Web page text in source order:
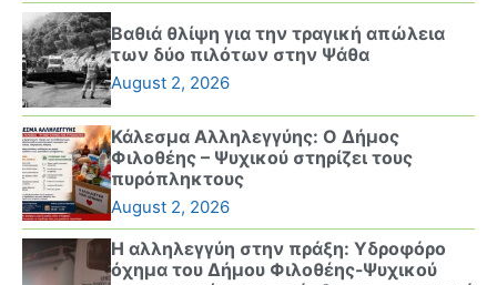
Βαθιά θλίψη για την τραγική απώλεια
των δύο πιλότων στην Ψάθα
August 2, 2026
Κάλεσμα Αλληλεγγύης: Ο Δήμος
Φιλοθέης – Ψυχικού στηρίζει τους
πυρόπληκτους
August 2, 2026
Η αλληλεγγύη στην πράξη: Υδροφόρο
όχημα του Δήμου Φιλοθέης-Ψυχικού